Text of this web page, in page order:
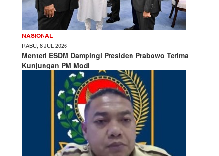
NASIONAL
RABU, 8 JUL 2026
Menteri ESDM Dampingi Presiden Prabowo Terima
Kunjungan PM Modi